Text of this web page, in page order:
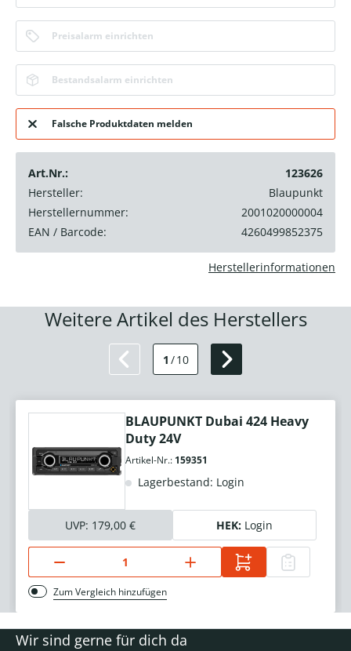
Preisalarm einrichten
Bestandsalarm einrichten
Falsche Produktdaten melden
Art.Nr.:
123626
Hersteller:
Blaupunkt
Herstellernummer:
2001020000004
EAN / Barcode:
4260499852375
Herstellerinformationen
Weitere Artikel des Herstellers
1 /10
BLAUPUNKT Dubai 424 Heavy
Duty 24V
Artikel-Nr.: 159351
Lagerbestand: Login
UVP: 179,00 € HEK: Login
Zum Vergleich hinzufügen
Wir sind gerne für dich da